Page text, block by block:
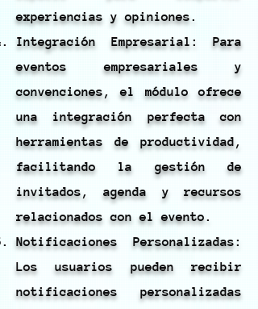
experiencias y opiniones.
Integración Empresarial: Para
eventos empresariales y
convenciones, el módulo ofrece
una integración perfecta con
herramientas de productividad,
facilitando la gestión de
invitados, agenda y recursos
relacionados con el evento.
Notificaciones Personalizadas:
Los usuarios pueden recibir
notificaciones personalizadas